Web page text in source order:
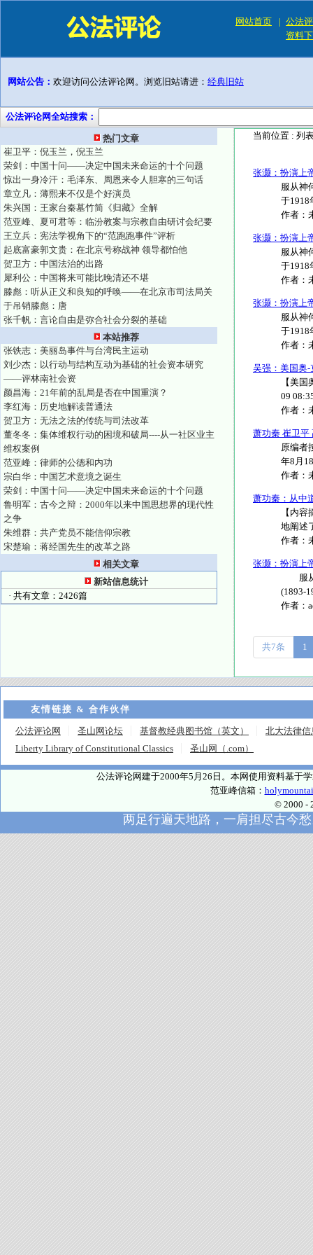
网站首页 | 公法
资料
网站公告： 欢迎访问公法评论网。浏览旧站请进： 经典旧站
公法评论网全站搜索：
热门文章
崔卫平：倪玉兰，倪玉兰
荣剑：中国十问——决定中国未来命运的十个问题
惊出一身冷汗：毛泽东、周恩来令人胆寒的三句话
章立凡：薄熙来不仅是个好演员
朱兴国：王家台秦墓竹简《归藏》全解
范亚峰、夏可君等：临汾教案与宗教自由研讨会纪要
王立兵：宪法学视角下的“范跑跑事件”评析
起底富豪郭文贵：在北京号称战神 领导都怕他
贺卫方：中国法治的出路
犀利公：中国将来可能比晚清还不堪
滕彪：听从正义和良知的呼唤——在北京市司法局关
于吊销滕彪：唐
张千帆：言论自由是弥合社会分裂的基础
本站推荐
张铁志：美丽岛事件与台湾民主运动
刘少杰：以行动与结构互动为基础的社会资本研究
——评林南社会资
颜昌海：21年前的乱局是否在中国重演？
李红海：历史地解读普通法
贺卫方：无法之法的传统与司法改革
董冬冬：集体维权行动的困境和破局----从一社区业主
维权案例
范亚峰：律师的公德和内功
宗白华：中国艺术意境之诞生
荣剑：中国十问——决定中国未来命运的十个问题
鲁明军：古今之辩：2000年以来中国思想界的现代性
之争
朱维群：共产党员不能信仰宗教
宋楚瑜：蒋经国先生的改革之路
相关文章
新站信息统计
· 共有文章：2426篇
当前位置 : 列
张灏：扮演上
服从神
于1918
作者：
张灏：扮演上
服从神
于1918
作者：
张灏：扮演上
服从神
于1918
作者：
吴强：美国奥
【美
09
作者：
萧功秦 崔卫平
原编者
年8月
作者：
萧功秦：从中
【内
地阐述
作者：
张灏：扮演上
服从
(1893-
作者：
共7条 1
友情链接 & 合作伙伴
公法评论网 圣山网论坛 基督教经典图书馆（英文）
北大法律信
Liberty Library of Constitutional Classics
圣山网（.com）
公法评论网建于2000年5月26日。本网使用资料基于
范亚峰信箱：
© 2000 -
两足行遍天地路，一肩担尽古今